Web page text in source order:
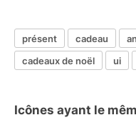
présent cadeau
cadeaux de noël
ui
Icônes ayant le